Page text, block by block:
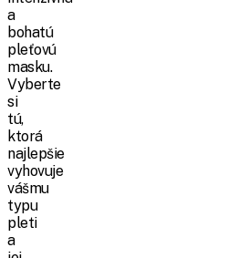
a
bohatú
pleťovú
masku.
Vyberte
si
tú,
ktorá
najlepšie
vyhovuje
vášmu
typu
pleti
a